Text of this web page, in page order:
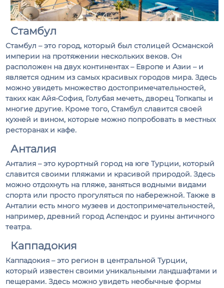
Стамбул
Стамбул – это город, который был столицей Османской
империи на протяжении нескольких веков. Он
расположен на двух континентах – Европе и Азии – и
является одним из самых красивых городов мира. Здесь
можно увидеть множество достопримечательностей,
таких как Айя-София, Голубая мечеть, дворец Топкапы и
многие другие. Кроме того, Стамбул славится своей
кухней и вином, которые можно попробовать в местных
ресторанах и кафе.
Анталия
Анталия – это курортный город на юге Турции, который
славится своими пляжами и красивой природой. Здесь
можно отдохнуть на пляже, заняться водными видами
спорта или просто прогуляться по набережной. Также в
Анталии есть много музеев и достопримечательностей,
например, древний город Аспендос и руины античного
театра.
Каппадокия
Каппадокия – это регион в центральной Турции,
который известен своими уникальными ландшафтами и
пещерами. Здесь можно увидеть необычные формы